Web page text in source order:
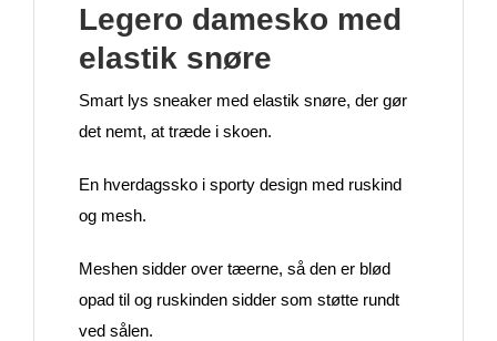
Legero damesko med
elastik snøre
Smart lys sneaker med elastik snøre, der gør
det nemt, at træde i skoen.
En hverdagssko i sporty design med ruskind
og mesh.
Meshen sidder over tæerne, så den er blød
opad til og ruskinden sidder som støtte rundt
ved sålen.